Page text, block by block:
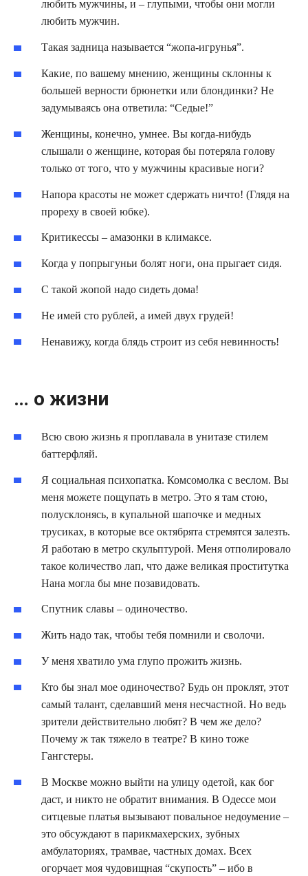
любить мужчины, и – глупыми, чтобы они могли
любить мужчин.
Такая задница называется “жопа-игрунья”.
Какие, по вашему мнению, женщины склонны к
большей верности брюнетки или блондинки? Не
задумываясь она ответила: “Седые!”
Женщины, конечно, умнее. Вы когда-нибудь
слышали о женщине, которая бы потеряла голову
только от того, что у мужчины красивые ноги?
Напора красоты не может сдержать ничто! (Глядя на
прореху в своей юбке).
Критикессы – амазонки в климаксе.
Когда у попрыгуньи болят ноги, она прыгает сидя.
С такой жопой надо сидеть дома!
Не имей сто рублей, а имей двух грудей!
Ненавижу, когда блядь строит из себя невинность!
… о жизни
Всю свою жизнь я проплавала в унитазе стилем
баттерфляй.
Я социальная психопатка. Комсомолка с веслом. Вы
меня можете пощупать в метро. Это я там стою,
полусклонясь, в купальной шапочке и медных
трусиках, в которые все октябрята стремятся залезть.
Я работаю в метро скульптурой. Меня отполировало
такое количество лап, что даже великая проститутка
Нана могла бы мне позавидовать.
Спутник славы – одиночество.
Жить надо так, чтобы тебя помнили и сволочи.
У меня хватило ума глупо прожить жизнь.
Кто бы знал мое одиночество? Будь он проклят, этот
самый талант, сделавший меня несчастной. Но ведь
зрители действительно любят? В чем же дело?
Почему ж так тяжело в театре? В кино тоже
Гангстеры.
В Москве можно выйти на улицу одетой, как бог
даст, и никто не обратит внимания. В Одессе мои
ситцевые платья вызывают повальное недоумение –
это обсуждают в парикмахерских, зубных
амбулаториях, трамвае, частных домах. Всех
огорчает моя чудовищная “скупость” – ибо в